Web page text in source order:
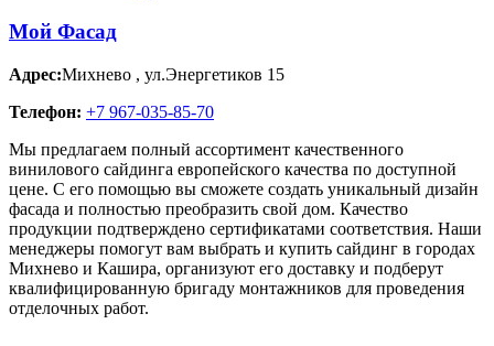
Мой Фасад
Адрес:Михнево , ул.Энергетиков 15
Телефон: +7 967-035-85-70
Мы предлагаем полный ассортимент качественного
винилового сайдинга европейского качества по доступной
цене. С его помощью вы сможете создать уникальный дизайн
фасада и полностью преобразить свой дом. Качество
продукции подтверждено сертификатами соответствия. Наши
менеджеры помогут вам выбрать и купить сайдинг в городах
Михнево и Кашира, организуют его доставку и подберут
квалифицированную бригаду монтажников для проведения
отделочных работ.